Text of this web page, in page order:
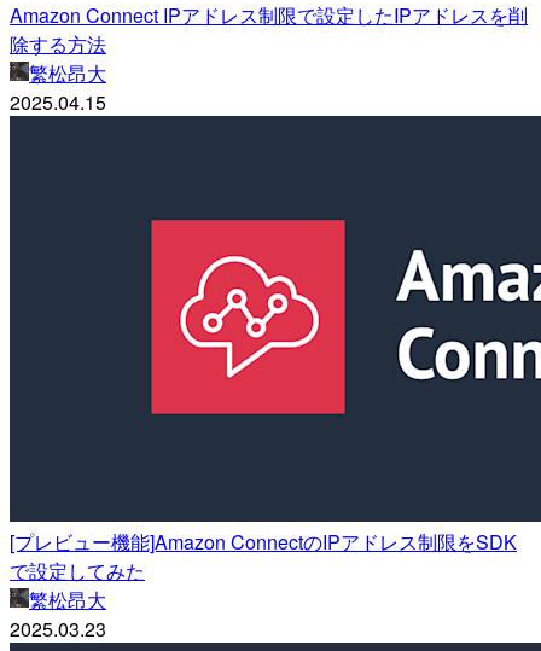
Amazon Connect IPアドレス制限で設定したIPアドレスを削
除する方法
繁松昂大
2025.04.15
[プレビュー機能]Amazon ConnectのIPアドレス制限をSDK
で設定してみた
繁松昂大
2025.03.23